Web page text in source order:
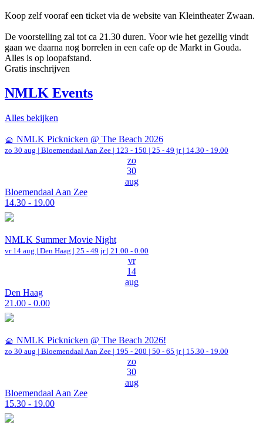
Koop zelf vooraf een ticket via de website van Kleintheater Zwaan.
De voorstelling zal tot ca 21.30 duren. Voor wie het gezellig vindt
gaan we daarna nog borrelen in een cafe op de Markt in Gouda.
Alles is op loopafstand.
Gratis inschrijven
NMLK Events
Alles bekijken
🧺 NMLK Picknicken @ The Beach 2026
zo 30 aug | Bloemendaal Aan Zee | 123 - 150 | 25 - 49 jr | 14.30 - 19.00
zo
30
aug
Bloemendaal Aan Zee
14.30 - 19.00
NMLK Summer Movie Night
vr 14 aug | Den Haag | 25 - 49 jr | 21.00 - 0.00
vr
14
aug
Den Haag
21.00 - 0.00
🧺 NMLK Picknicken @ The Beach 2026!
zo 30 aug | Bloemendaal Aan Zee | 195 - 200 | 50 - 65 jr | 15.30 - 19.00
zo
30
aug
Bloemendaal Aan Zee
15.30 - 19.00